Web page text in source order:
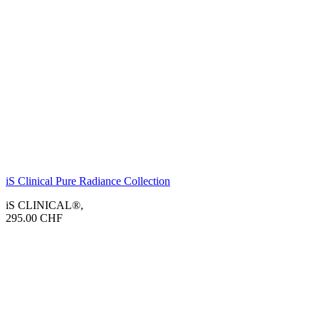
iS Clinical Pure Radiance Collection
iS CLINICAL®,
295.00 CHF